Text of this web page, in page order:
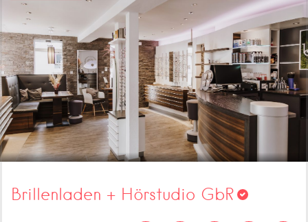
Brillenladen + Hörstudio GbR